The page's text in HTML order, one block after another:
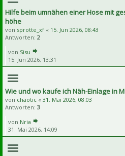
Hilfe beim umnähen einer Hose mit
höhe
von sprotte_xf « 15. Jun 2026, 08:43
Antworten: 2
von Sisu
15. Jun 2026, 13:31
Wie und wo kaufe ich Näh-Einlage in
von chaotic « 31. Mai 2026, 08:03
Antworten: 3
von Nria
31. Mai 2026, 14:09